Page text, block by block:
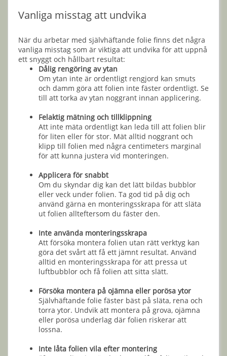
Vanliga misstag att undvika
När du arbetar med självhäftande folie finns det några
vanliga misstag som är viktiga att undvika för att uppnå
ett snyggt och hållbart resultat:
Dålig rengöring av ytan
Om ytan inte är ordentligt rengjord kan smuts
och damm göra att folien inte fäster ordentligt. Se
till att torka av ytan noggrant innan applicering.
Felaktig mätning och tillklippning
Att inte mäta ordentligt kan leda till att folien blir
för liten eller för stor. Mät alltid noggrant och
klipp till folien med några centimeters marginal
för att kunna justera vid monteringen.
Applicera för snabbt
Om du skyndar dig kan det lätt bildas bubblor
eller veck under folien. Ta god tid på dig och
använd gärna en monteringsskrapa för att släta
ut folien allteftersom du fäster den.
Inte använda monteringsskrapa
Att försöka montera folien utan rätt verktyg kan
göra det svårt att få ett jämnt resultat. Använd
alltid en monteringsskrapa för att pressa ut
luftbubblor och få folien att sitta slätt.
Försöka montera på ojämna eller porösa ytor
Självhäftande folie fäster bäst på släta, rena och
torra ytor. Undvik att montera på grova, ojämna
eller porösa underlag där folien riskerar att
lossna.
Inte låta folien vila efter montering